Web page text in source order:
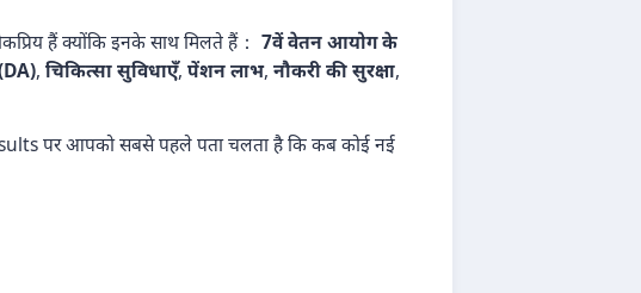
हैं क्योंकि इनके साथ मिलते हैं： 7वें वेतन आयोग के
, चिकित्सा सुविधाएँ, पेंशन लाभ, नौकरी की सुरक्षा,
पर आपको सबसे पहले पता चलता है कि कब कोई नई